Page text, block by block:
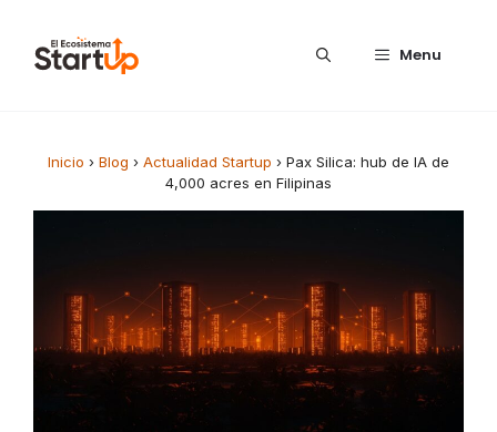
Menu
Inicio › Blog › Actualidad Startup › Pax Silica: hub de IA de
4,000 acres en Filipinas